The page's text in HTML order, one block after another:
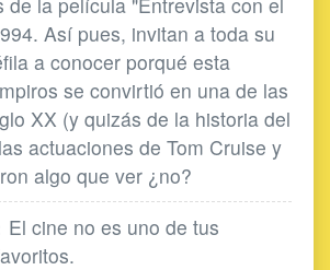
Así pues, invitan a toda su
a conocer porqué esta
se convirtió en una de las
XX (y quizás de la historia del
actuaciones de Tom Cruise y
algo que ver ¿no?
El cine no es uno de tus